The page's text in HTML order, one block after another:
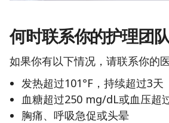
何时联系你的护理团
如果你有以下情况，请联系你的
发热超过101°F，持续超过3天
血糖超过250 mg/dL或血压超
胸痛、呼吸急促或头晕